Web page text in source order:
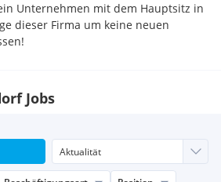
Unternehmen mit dem Hauptsitz in
dieser Firma um keine neuen
Jobs